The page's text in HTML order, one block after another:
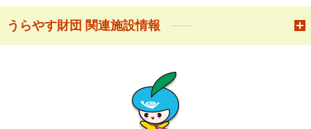
うらやす財団 関連施設情報